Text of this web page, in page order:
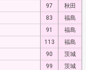
97
秋田
83
福島
91
福島
113 福島
90
茨城
99
茨城